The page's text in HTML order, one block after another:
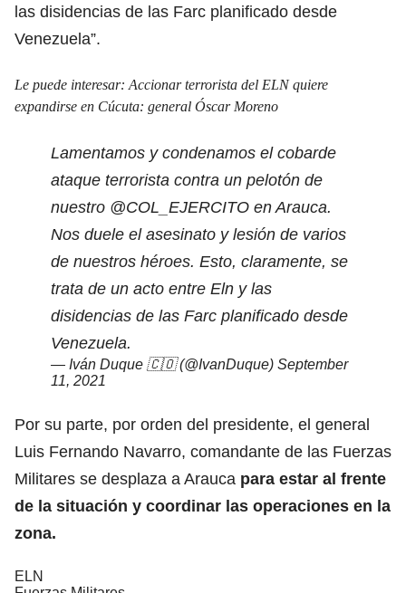
las disidencias de las Farc planificado desde
Venezuela”.
Le puede interesar: Accionar terrorista del ELN quiere
expandirse en Cúcuta: general Óscar Moreno
Lamentamos y condenamos el cobarde
ataque terrorista contra un pelotón de
nuestro @COL_EJERCITO en Arauca.
Nos duele el asesinato y lesión de varios
de nuestros héroes. Esto, claramente, se
trata de un acto entre Eln y las
disidencias de las Farc planificado desde
Venezuela.
— Iván Duque 🇨🇴 (@IvanDuque) September
11, 2021
Por su parte, por orden del presidente, el general
Luis Fernando Navarro, comandante de las Fuerzas
Militares se desplaza a Arauca para estar al frente
de la situación y coordinar las operaciones en la
zona.
ELN